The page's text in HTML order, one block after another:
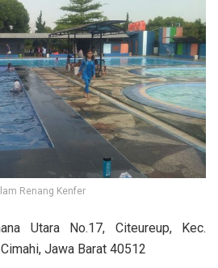
Renang Kenfer
Utara No.17, Citeureup, Kec.
Jawa Barat 40512